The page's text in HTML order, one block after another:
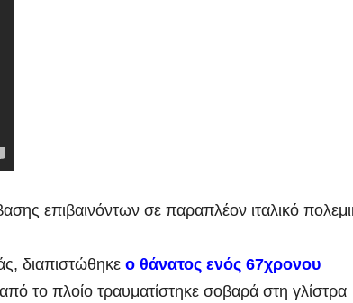
επιβαινόντων σε παραπλέον ιταλικό
διαπιστώθηκε ο θάνατος ενός 67χρονου
το πλοίο τραυματίστηκε σοβαρά στη γλίστρα